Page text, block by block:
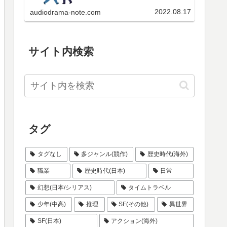
ージビュー数の順位などをご覧く
ださい。
付け状況を集計のうえ、ここで公
表いたします。是非皆さんも参加
してみてください。ただ残念なが
audiodrama-note.com 2022.08.17
サイト内検索
タグ
タグなし 多ジャンル(競作) 歴史時代(海外)
職業 歴史時代(日本) 日常
幻想(日本/シリアス) タイムトラベル
少年(中高) 推理 SF(その他) 異世界
SF(日本) アクション(海外)